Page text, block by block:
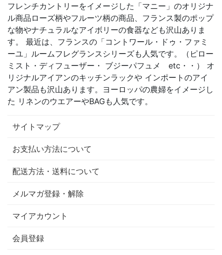
フレンチカントリーをイメージした「マニー」のオリジナ
ル商品ローズ柄やフルーツ柄の商品、フランス製のポップ
な物やナチュラルなアイボリーの食器なども沢山ありま
す。 最近は、フランスの「コントワール・ドゥ・ファミ
ーユ」ルームフレグランスシリーズも人気です。（ピロー
ミスト・ディフューザー・ ブジーパフュメ etc・・） オ
リジナルアイアンのキッチンラックや インポートのアイ
アン製品も沢山あります。ヨーロッパの農婦をイメージし
た リネンのウエアーやBAGも人気です。
サイトマップ
お支払い方法について
配送方法・送料について
メルマガ登録・解除
マイアカウント
会員登録